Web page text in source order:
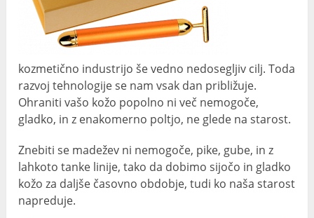
kozmetično industrijo še vedno nedosegljiv cilj. Toda
razvoj tehnologije se nam vsak dan približuje.
Ohraniti vašo kožo popolno ni več nemogoče,
gladko, in z enakomerno poltjo, ne glede na starost.
Znebiti se madežev ni nemogoče, pike, gube, in z
lahkoto tanke linije, tako da dobimo sijočo in gladko
kožo za daljše časovno obdobje, tudi ko naša starost
napreduje.